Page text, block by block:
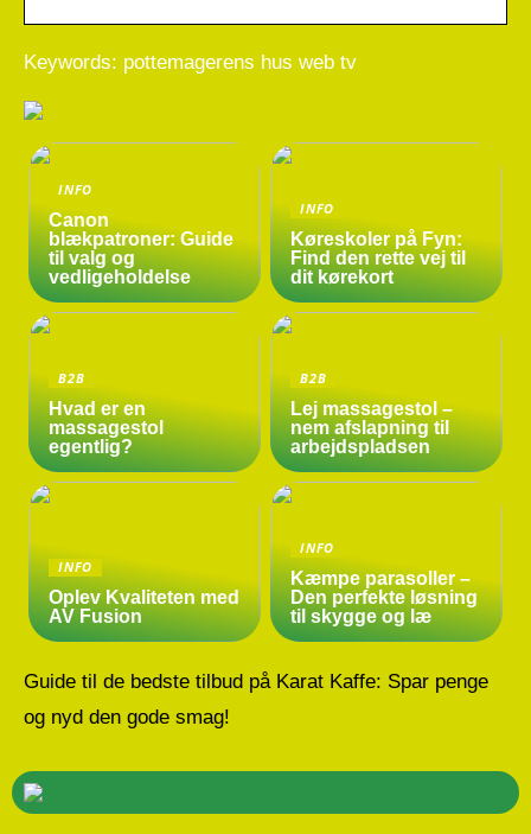
Keywords: pottemagerens hus web tv
INFO
Canon
blækpatroner: Guide
til valg og
vedligeholdelse
INFO
Køreskoler på Fyn:
Find den rette vej til
dit kørekort
B2B
Hvad er en
massagestol
egentlig?
B2B
Lej massagestol –
nem afslapning til
arbejdspladsen
INFO
Oplev Kvaliteten med
AV Fusion
INFO
Kæmpe parasoller –
Den perfekte løsning
til skygge og læ
Guide til de bedste tilbud på Karat Kaffe: Spar penge
og nyd den gode smag!